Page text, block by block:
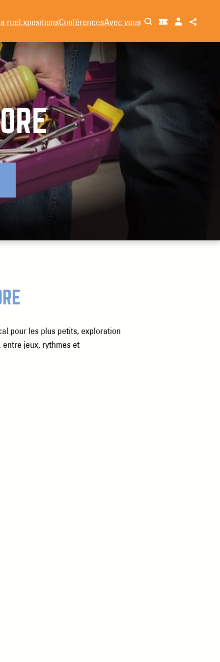
rueExpositionsConférencesAvec vous
pour les plus petits, exploration
jeux, rythmes et